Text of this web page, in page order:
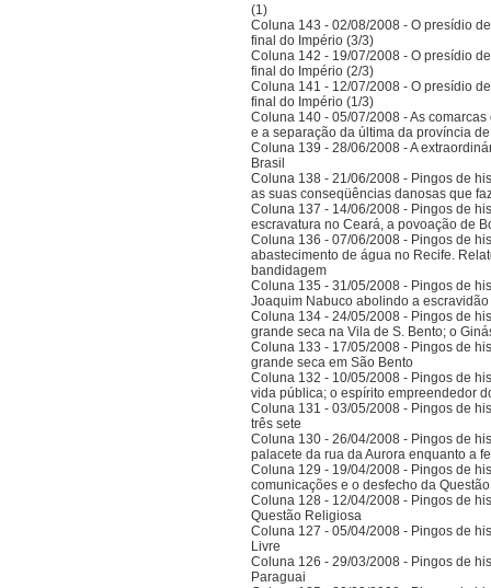
(1)
Coluna 143 - 02/08/2008 - O presídio
final do Império (3/3)
Coluna 142 - 19/07/2008 - O presídio
final do Império (2/3)
Coluna 141 - 12/07/2008 - O presídio
final do Império (1/3)
Coluna 140 - 05/07/2008 - As
e a separação da última da província
Coluna 139 - 28/06/2008 - A
Brasil
Coluna 138 - 21/06/2008 - Pingos de
as suas conseqüências danosas que
Coluna 137 - 14/06/2008 - Pingos de
escravatura no Ceará, a povoação de
Coluna 136 - 07/06/2008 - Pingos de
abastecimento de água no Recife.
bandidagem
Coluna 135 - 31/05/2008 - Pingos de
Joaquim Nabuco abolindo a
Coluna 134 - 24/05/2008 - Pingos de
grande seca na Vila de S. Bento; o
Coluna 133 - 17/05/2008 - Pingos de
grande seca em São Bento
Coluna 132 - 10/05/2008 - Pingos de
vida pública; o espírito empreendedor
Coluna 131 - 03/05/2008 - Pingos de
três sete
Coluna 130 - 26/04/2008 - Pingos de
palacete da rua da Aurora enquanto a
Coluna 129 - 19/04/2008 - Pingos de
comunicações e o desfecho da
Coluna 128 - 12/04/2008 - Pingos de
Questão Religiosa
Coluna 127 - 05/04/2008 - Pingos de
Livre
Coluna 126 - 29/03/2008 - Pingos de
Paraguai